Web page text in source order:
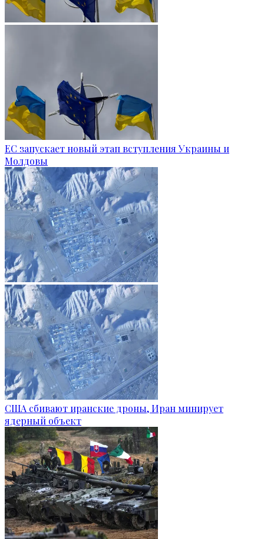
ЕС запускает новый этап вступления Украины и
Молдовы
США сбивают иранские дроны, Иран минирует
ядерный объект